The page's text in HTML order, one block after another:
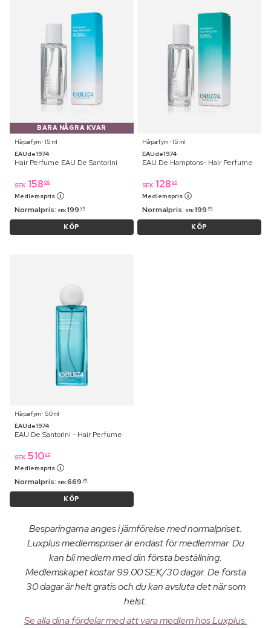
BARA NÅGRA KVAR
Hårparfym ⋅ 15 ml
EAUde1974
Hair Perfume EAU De Santorini
SEK 158 95
Medlemspris
Normalpris: SEK 199 95
KÖP
Hårparfym ⋅ 15 ml
EAUde1974
EAU De Hamptons- Hair Perfume
SEK 128 95
Medlemspris
Normalpris: SEK 199 95
KÖP
Hårparfym ⋅ 50 ml
EAUde1974
EAU De Santorini - Hair Perfume
SEK 51095
Medlemspris
Normalpris: SEK 669 95
KÖP
Besparingarna anges i jämförelse med normalpriset.
Luxplus medlemspriser är endast för medlemmar. Du
kan bli medlem med din första beställning.
Medlemskapet kostar 99.00 SEK/30 dagar. De första
30 dagar är helt gratis och du kan avsluta det när som
helst.
Se alla dina fördelar med att vara medlem hos Luxplus.